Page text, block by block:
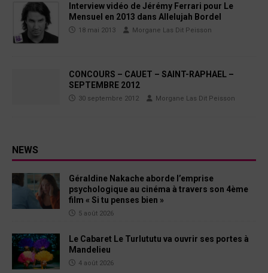
Interview vidéo de Jérémy Ferrari pour Le
Mensuel en 2013 dans Allelujah Bordel
18 mai 2013 Morgane Las Dit Peisson
CONCOURS – CAUET – SAINT-RAPHAEL –
SEPTEMBRE 2012
30 septembre 2012 Morgane Las Dit Peisson
NEWS
Géraldine Nakache aborde l’emprise
psychologique au cinéma à travers son 4ème
film « Si tu penses bien »
5 août 2026
Le Cabaret Le Turlututu va ouvrir ses portes à
Mandelieu
4 août 2026